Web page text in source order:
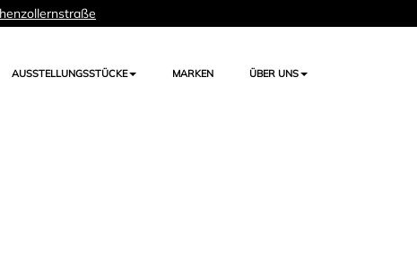
AUSSTELLUNGSSTÜCKE MARKEN ÜBER UNS